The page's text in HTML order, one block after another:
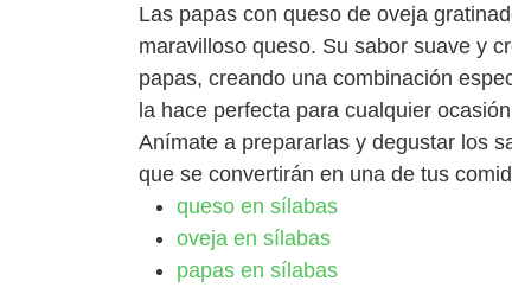
Las papas con queso de oveja
maravilloso queso. Su sabor suave y
papas, creando una combinación
la hace perfecta para cualquier
Anímate a prepararlas y degustar los
que se convertirán en una de tus
queso en sílabas
oveja en sílabas
papas en sílabas